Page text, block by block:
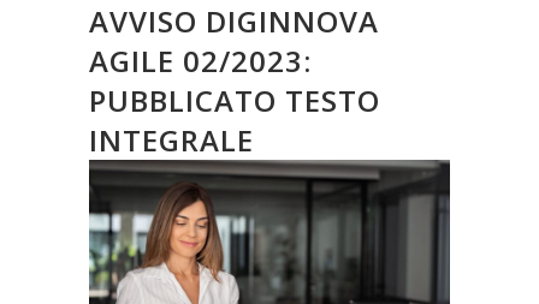
AVVISO DIGINNOVA
AGILE 02/2023:
PUBBLICATO TESTO
INTEGRALE